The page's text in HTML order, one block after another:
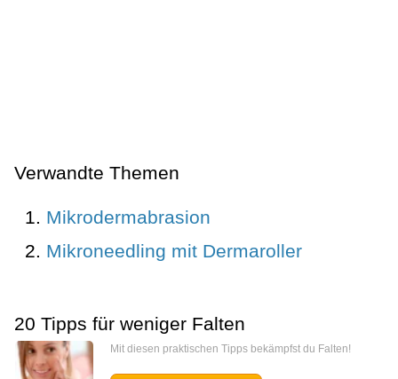
Verwandte Themen
Mikrodermabrasion
Mikroneedling mit Dermaroller
20 Tipps für weniger Falten
Mit diesen praktischen Tipps bekämpfst du Falten!